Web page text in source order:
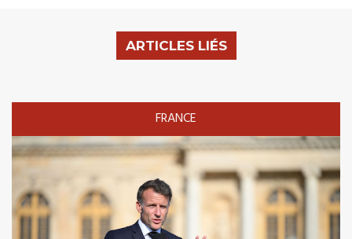
ARTICLES LIÉS
FRANCE